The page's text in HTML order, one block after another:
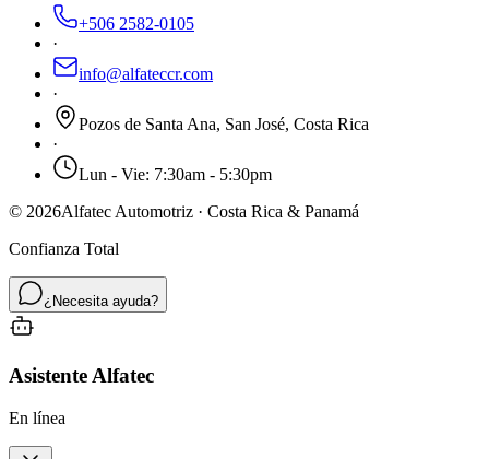
+506 2582-0105
·
info@alfateccr.com
·
Pozos de Santa Ana, San José, Costa Rica
·
Lun - Vie: 7:30am - 5:30pm
© 2026Alfatec Automotriz · Costa Rica & Panamá
Confianza Total
¿Necesita ayuda?
Asistente Alfatec
En línea